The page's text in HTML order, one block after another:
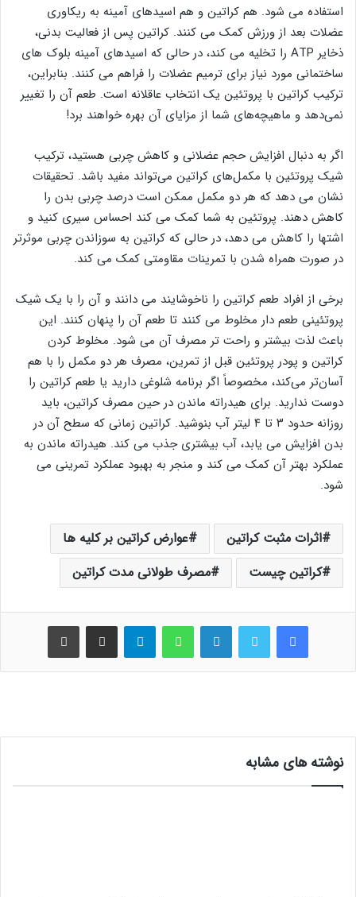
استفاده می شود. هم کراتین و هم اسیدهای آمینه به ریکاوری
عضلات بعد از ورزش کمک می کنند. کراتین پس از فعالیت بدنی،
ذخایر ATP را تخلیه می کند، در حالی که اسیدهای آمینه بلوک های
ساختمانی مورد نیاز برای ترمیم عضلات را فراهم می کنند. بنابراین،
ترکیب کراتین با پروتئین یک انتخاب عاقلانه است. طعم آن را تغییر
نمی‌دهد و ماهیچه‌های شما از مزایای آن بهره خواهند برد!
اگر به دنبال افزایش حجم عضلانی و کاهش چربی هستید، ترکیب
شیک پروتئین با مکمل‌های کراتین می‌تواند مفید باشد. تحقیقات
نشان می دهد که هر دو مکمل ممکن است درصد چربی بدن را
کاهش دهند. پروتئین به شما کمک می کند احساس سیری کنید و
اشتها را کاهش می دهد، در حالی که کراتین به سوزاندن چربی موثرتر
در صورت همراه شدن با تمرینات مقاومتی کمک می کند.
برخی از افراد طعم کراتین را ناخوشایند می دانند و آن را با یک شیک
پروتئینی طعم دار مخلوط می کنند تا طعم آن را پنهان کنند. این
باعث لذت بیشتر و راحت تر مصرف آن می شود. مخلوط کردن
کراتین و پودر پروتئین قبل از تمرین، مصرف هر دو مکمل را با هم
آسان‌تر می‌کند، مخصوصاً اگر برنامه شلوغی دارید یا طعم کراتین را
دوست ندارید. برای هیدراته ماندن در حین مصرف کراتین، باید
روزانه حدود ۳ تا ۴ لیتر آب بنوشید. کراتین زمانی که سطح آن در
بدن افزایش می یابد، آب بیشتری جذب می کند. هیدراته ماندن به
عملکرد بهتر آن کمک می کند و منجر به بهبود عملکرد تمرینی می
شود.
اثرات مثبت کراتین
عوارض کراتین بر کلیه ها
کراتین چیست
مصرف طولانی مدت کراتین
فیس بوک لینکدین واتس آپ اشتراک گذاری از طریق ایمیل
نوشته های مشابه